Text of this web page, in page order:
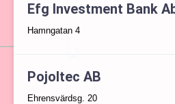
Efg Investment Bank
Hamngatan 4
Pojoltec AB
Ehrensvärdsg. 20